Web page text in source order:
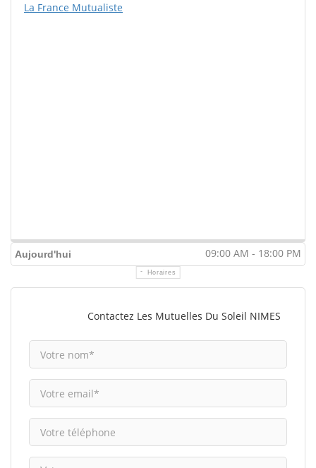
La France Mutualiste
Aujourd'hui 09:00 AM - 18:00 PM
Horaires
Contactez Les Mutuelles Du Soleil NIMES